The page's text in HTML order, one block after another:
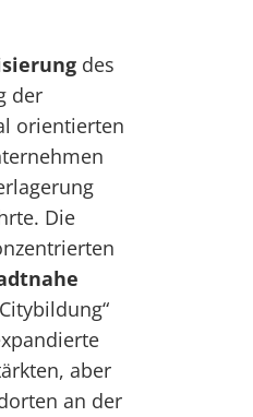
des
der
orientierten
Die
aber
an der